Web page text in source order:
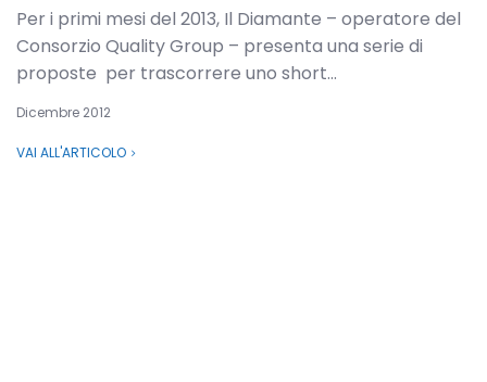
Per i primi mesi del 2013, Il Diamante – operatore del
Consorzio Quality Group – presenta una serie di
proposte per trascorrere uno short...
Dicembre 2012
VAI ALL'ARTICOLO